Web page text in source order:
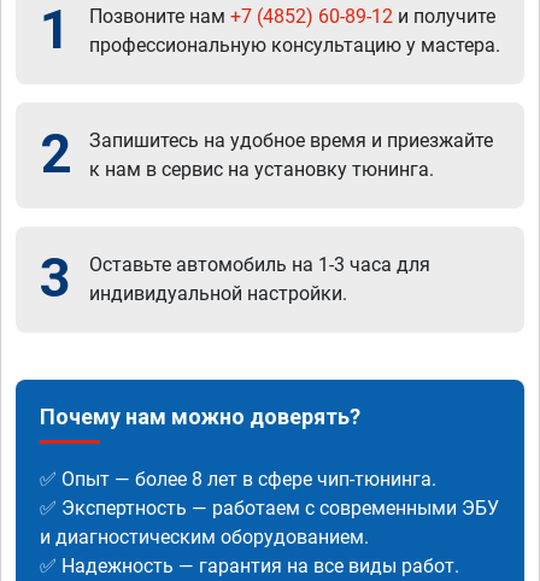
1 Позвоните нам +7 (4852) 60-89-12 и получите
профессиональную консультацию у мастера.
2
Запишитесь на удобное время и приезжайте
к нам в сервис на установку тюнинга.
3
Оставьте автомобиль на 1-3 часа для
индивидуальной настройки.
Почему нам можно доверять?
✅ Опыт — более 8 лет в сфере чип-тюнинга.
✅ Экспертность — работаем с современными ЭБУ
и диагностическим оборудованием.
✅ Надежность — гарантия на все виды работ.